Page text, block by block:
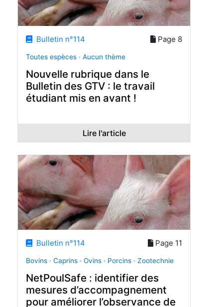
Bulletin n°114 Page 8
Toutes espèces · Aucun thème
Nouvelle rubrique dans le
Bulletin des GTV : le travail
étudiant mis en avant !
Lire l'article
Bulletin n°114 Page 11
Bovins · Caprins · Ovins · Porcins · Zootechnie
NetPoulSafe : identifier des
mesures d’accompagnement
pour améliorer l’observance de